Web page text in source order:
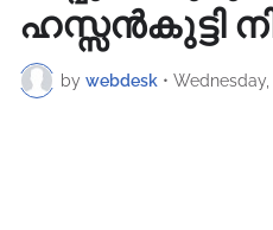
ഹസ്സൻകുട്ടി
by webdesk •